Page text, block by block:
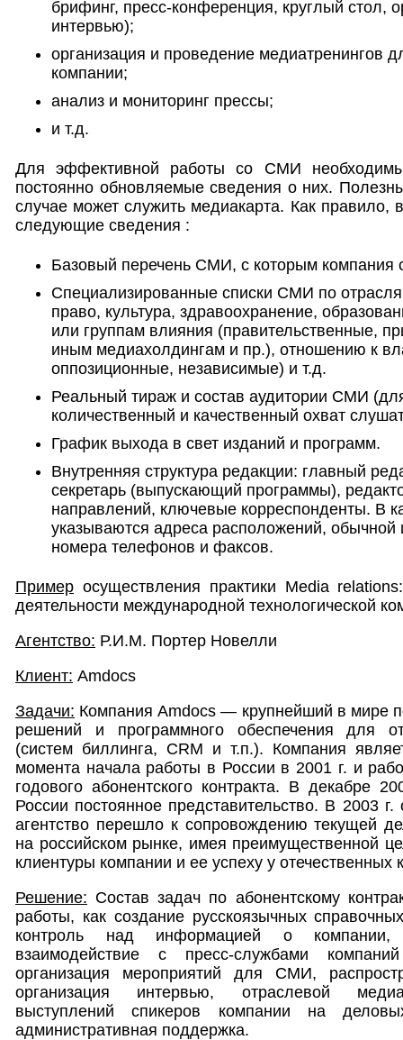
брифинг, пресс-конференция, круглый стол,
интервью);
организация и проведение медиатренингов
компании;
анализ и мониторинг прессы;
и т.д.
Для эффективной работы со СМИ необходимы
постоянно обновляемые сведения о них.
случае может служить медиакарта. Как правило,
следующие сведения :
Базовый перечень СМИ, с которым компания
Специализированные списки СМИ по
право, культура, здравоохранение,
или группам влияния (правительственные,
иным медиахолдингам и пр.), отношению к
оппозиционные, независимые) и т.д.
Реальный тираж и состав аудитории СМИ
количественный и качественный охват
График выхода в свет изданий и программ.
Внутренняя структура редакции: главный
секретарь (выпускающий программы),
направлений, ключевые корреспонденты. В
указываются адреса расположений, обычной
номера телефонов и факсов.
Пример осуществления практики Media
деятельности международной технологической
Агентство: Р.И.М. Портер Новелли
Клиент: Amdocs
Задачи: Компания Amdocs — крупнейший в мире
решений и программного обеспечения для
(систем биллинга, CRM и т.п.). Компания
момента начала работы в России в 2001 г. и
годового абонентского контракта. В декабре
России постоянное представительство. В 2003 г.
агентство перешло к сопровождению текущей
на российском рынке, имея преимущественной
клиентуры компании и ее успеху у отечественных
Решение: Состав задач по абонентскому
работы, как создание русскоязычных
контроль над информацией о
взаимодействие с пресс-службами
организация мероприятий для СМИ,
организация интервью, отраслевой
выступлений спикеров компании на
административная поддержка.